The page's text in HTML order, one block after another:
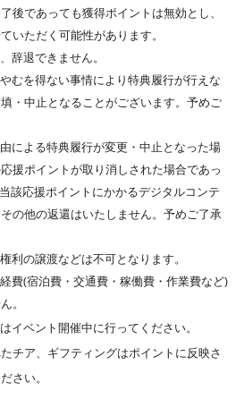
後であっても獲得ポイントは無効とし、
いただく可能性があります。
辞退できません。
むを得ない事情により特典履行が行えな
・中止となることがございます。予めご
による特典履行が変更・中止となった場
援ポイントが取り消しされた場合であっ
該応援ポイントにかかるデジタルコンテ
の他の返還はいたしません。予めご了承
利の譲渡などは不可となります。
費(宿泊費・交通費・稼働費・作業費など)
。
イベント開催中に行ってください。
チア、ギフティングはポイントに反映さ
さい。